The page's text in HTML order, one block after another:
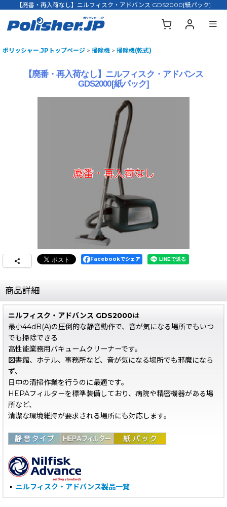
【廃番・再入荷なし】ニルフィスク・アドバンス GDS2000[紙パック]
ポリッシャー.JPトップページ > 掃除機 > 掃除機(乾式)
【廃番・再入荷なし】ニルフィスク・アドバンス
GDS2000[紙パック]
Facebookでシェア
商品詳細
ニルフィスク・アドバンス GDS2000は
最小44dB(A)の圧倒的な静音動作で、音が気になる場所でもいつ
でも掃除できる
高性能業務用バキュームクリーナーです。
図書館、ホテル、事務所など、音が気になる場所でも邪魔になら
ず、
日中の清掃作業を行うのに最適です。
HEPAフィルターを標準装備しており、病院や精密機器がある場
所など、
清潔な環境維持が要求される場所にも対応します。
ニルフィスク・アドバンス製品一覧